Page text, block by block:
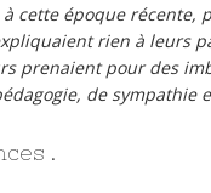
à cette époque
rien à leurs
prenaient pour des
de sympathie
.